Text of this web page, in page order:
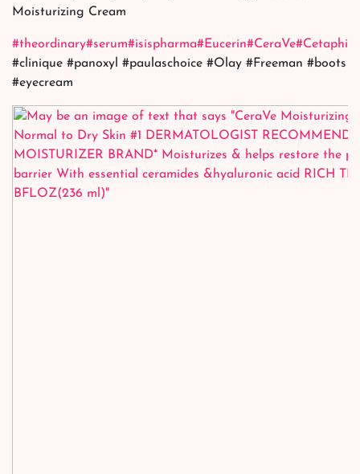
Moisturizing Cream
#theordinary#serum#isispharma#Eucerin#CeraVe#Cetaphil
#clinique #panoxyl #paulaschoice #Olay #Freeman #boots
#eyecream